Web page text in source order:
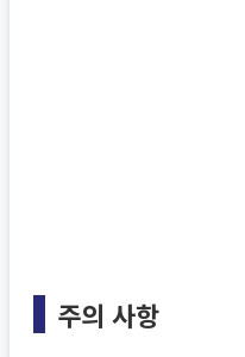
주의 사항